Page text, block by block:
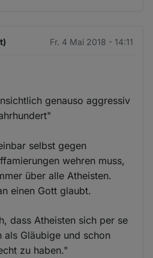
Fr. 4 Mai 2018 - 14:11
genauso aggressiv
selbst gegen
wehren muss,
über alle Atheisten.
einen Gott glaubt.
dass Atheisten sich per se
Gläubige und schon
zu haben."